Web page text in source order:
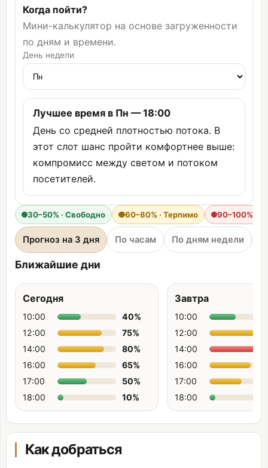
Когда пойти?
Мини-калькулятор на основе загруженности
по дням и времени.
День недели
Лучшее время в Пн — 18:00
День со средней плотностью потока. В
этот слот шанс пройти комфортнее выше:
компромисс между светом и потоком
посетителей.
30–50% · Свободно 60–80% · Терпимо 90–100% ·
Прогноз на 3 дня По часам По дням недели
Ближайшие дни
Сегодня
10:00 40%
12:00
75%
14:00
80%
16:00
65%
17:00
50%
18:00
10%
Завтра
10:00
12:00
14:00
16:00
17:00
18:00
Как добраться